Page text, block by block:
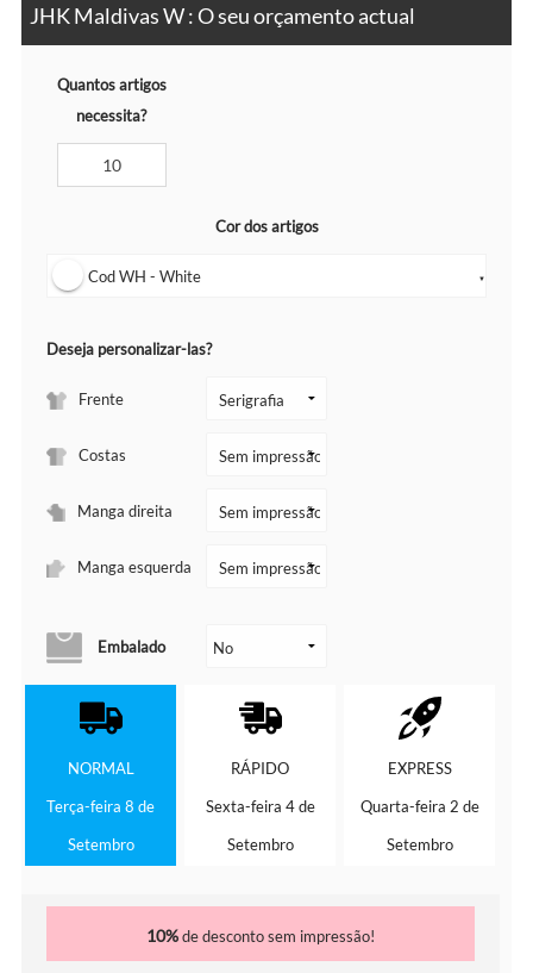
JHK Maldivas W : O seu orçamento actual
Quantos artigos
necessita?
Cor dos artigos
Cod WH - White ▼
Deseja personalizar-las?
Frente
Costas
Manga direita
Manga esquerda
Embalado
NORMAL
Terça-feira 8 de
Setembro
RÁPIDO
Sexta-feira 4 de
Setembro
EXPRESS
Quarta-feira 2 de
Setembro
10%de desconto sem impressão!